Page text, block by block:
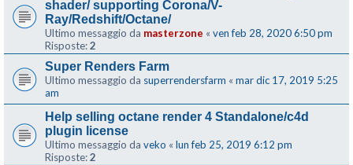
shader/ supporting Corona/V-
Ray/Redshift/Octane/
Ultimo messaggio da masterzone « ven feb 28, 2020 6:50 pm
Risposte:2
Super Renders Farm
Ultimo messaggio da superrendersfarm « mar dic 17, 2019 5:25
am
Help selling octane render 4 Standalone/c4d
plugin license
Ultimo messaggio da veko « lun feb 25, 2019 6:12 pm
Risposte:2